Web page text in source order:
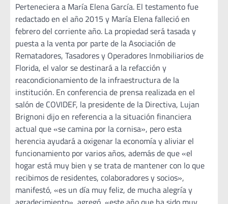
Perteneciera a María Elena García. El testamento fue
redactado en el año 2015 y María Elena falleció en
febrero del corriente año. La propiedad será tasada y
puesta a la venta por parte de la Asociación de
Rematadores, Tasadores y Operadores Inmobiliarios de
Florida, el valor se destinará a la refacción y
reacondicionamiento de la infraestructura de la
institución. En conferencia de prensa realizada en el
salón de COVIDEF, la presidente de la Directiva, Lujan
Brignoni dijo en referencia a la situación financiera
actual que «se camina por la cornisa», pero esta
herencia ayudará a oxigenar la economía y aliviar el
funcionamiento por varios años, además de que «el
hogar está muy bien y se trata de mantener con lo que
recibimos de residentes, colaboradores y socios»,
manifestó, «es un día muy feliz, de mucha alegría y